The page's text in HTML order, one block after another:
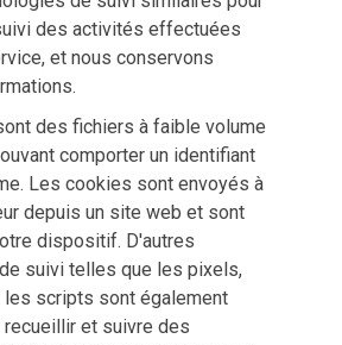
des activités effectuées
et nous conservons
des fichiers à faible volume
comporter un identifiant
Les cookies sont envoyés à
depuis un site web et sont
dispositif. D'autres
suivi telles que les pixels,
scripts sont également
et suivre des